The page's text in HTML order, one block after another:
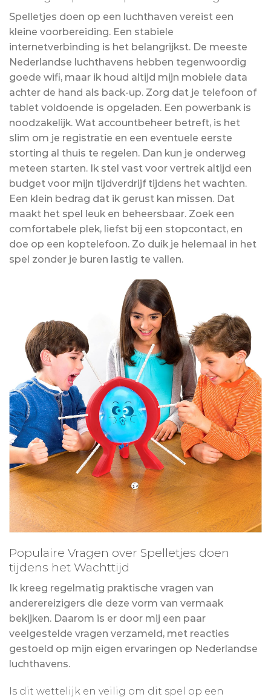
Spelletjes doen op een luchthaven vereist een
kleine voorbereiding. Een stabiele
internetverbinding is het belangrijkst. De meeste
Nederlandse luchthavens hebben tegenwoordig
goede wifi, maar ik houd altijd mijn mobiele data
achter de hand als back-up. Zorg dat je telefoon of
tablet voldoende is opgeladen. Een powerbank is
noodzakelijk. Wat accountbeheer betreft, is het
slim om je registratie en een eventuele eerste
storting al thuis te regelen. Dan kun je onderweg
meteen starten. Ik stel vast voor vertrek altijd een
budget voor mijn tijdverdrijf tijdens het wachten.
Een klein bedrag dat ik gerust kan missen. Dat
maakt het spel leuk en beheersbaar. Zoek een
comfortabele plek, liefst bij een stopcontact, en
doe op een koptelefoon. Zo duik je helemaal in het
spel zonder je buren lastig te vallen.
Populaire Vragen over Spelletjes doen
tijdens het Wachttijd
Ik kreeg regelmatig praktische vragen van
anderereizigers die deze vorm van vermaak
bekijken. Daarom is er door mij een paar
veelgestelde vragen verzameld, met reacties
gestoeld op mijn eigen ervaringen op Nederlandse
luchthavens.
Is dit wettelijk en veilig om dit spel op een